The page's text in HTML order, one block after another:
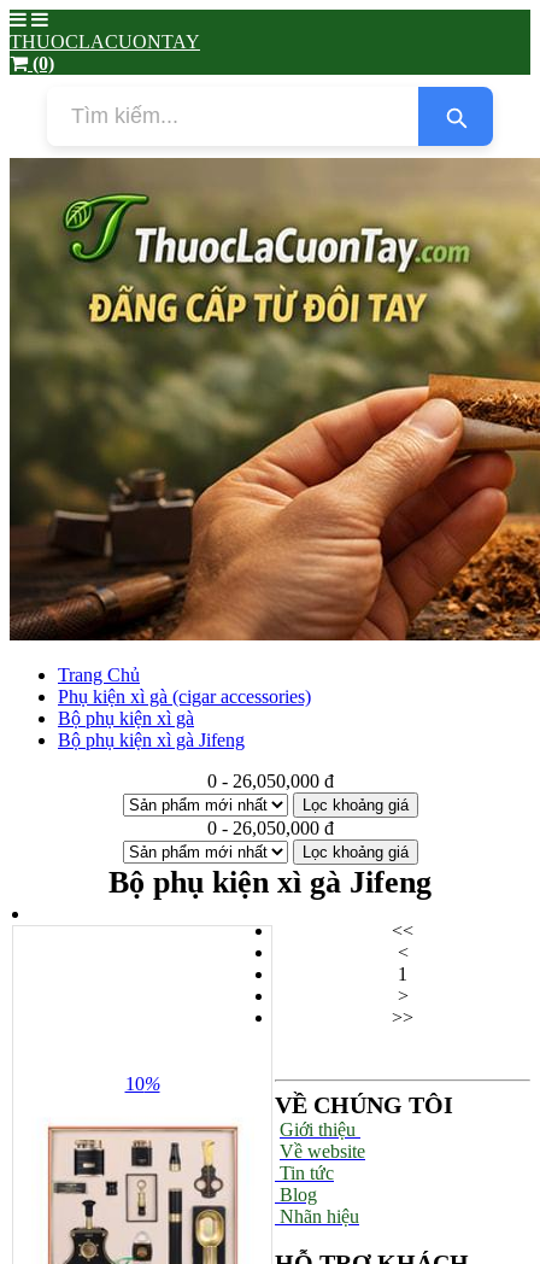
THUOCLACUONTAY
(0)
Trang Chủ
Phụ kiện xì gà (cigar accessories)
Bộ phụ kiện xì gà
Bộ phụ kiện xì gà Jifeng
0 - 26,050,000 đ
Lọc khoảng giá
0 - 26,050,000 đ
Lọc khoảng giá
Bộ phụ kiện xì gà Jifeng
10%
<<
<
1
>
>>
VỀ CHÚNG TÔI
Giới thiệu
Về website
Tin tức
Blog
Nhãn hiệu